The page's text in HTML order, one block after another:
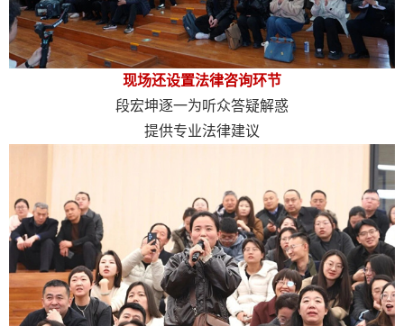
现场还设置法律咨询环节
段宏坤逐一为听众答疑解惑
提供专业法律建议